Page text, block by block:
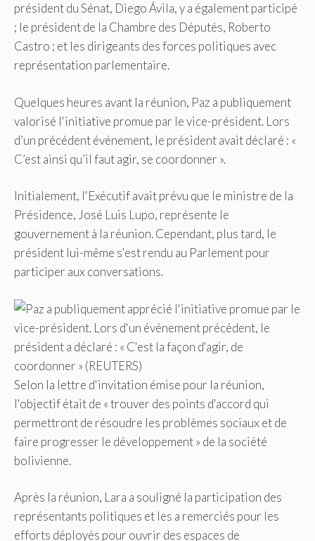
président du Sénat, Diego Ávila, y a également participé
; le président de la Chambre des Députés, Roberto
Castro ; et les dirigeants des forces politiques avec
représentation parlementaire.
Quelques heures avant la réunion, Paz a publiquement
valorisé l'initiative promue par le vice-président. Lors
d’un précédent événement, le président avait déclaré : «
C’est ainsi qu’il faut agir, se coordonner ».
Initialement, l'Exécutif avait prévu que le ministre de la
Présidence, José Luis Lupo, représente le
gouvernement à la réunion. Cependant, plus tard, le
président lui-même s'est rendu au Parlement pour
participer aux conversations.
Selon la lettre d'invitation émise pour la réunion,
l'objectif était de « trouver des points d'accord qui
permettront de résoudre les problèmes sociaux et de
faire progresser le développement » de la société
bolivienne.
Après la réunion, Lara a souligné la participation des
représentants politiques et les a remerciés pour les
efforts déployés pour ouvrir des espaces de